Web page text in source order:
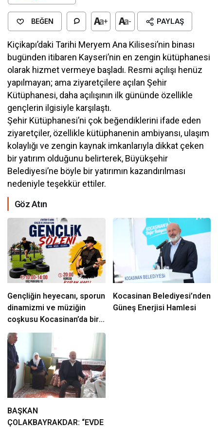
BEĞEN + - PAYLAŞ
Kiçikapı’daki Tarihi Meryem Ana Kilisesi’nin binası
bugünden itibaren Kayseri’nin en zengin kütüphanesi
olarak hizmet vermeye başladı. Resmi açılışı henüz
yapılmayan; ama ziyaretçilere açılan Şehir
Kütüphanesi, daha açılışının ilk gününde özellikle
gençlerin ilgisiyle karşılaştı.
Şehir Kütüphanesi’ni çok beğendiklerini ifade eden
ziyaretçiler, özellikle kütüphanenin ambiyansı, ulaşım
kolaylığı ve zengin kaynak imkanlarıyla dikkat çeken
bir yatırım olduğunu belirterek, Büyükşehir
Belediyesi’ne böyle bir yatırımın kazandırılması
nedeniyle teşekkür ettiler.
Göz Atın
Gençliğin heyecanı, sporun
dinamizmi ve müziğin
coşkusu Kocasinan’da bir
araya geliyor!
Kocasinan Belediyesi’nden
Güneş Enerjisi Hamlesi
BAŞKAN
ÇOLAKBAYRAKDAR: “EVDE